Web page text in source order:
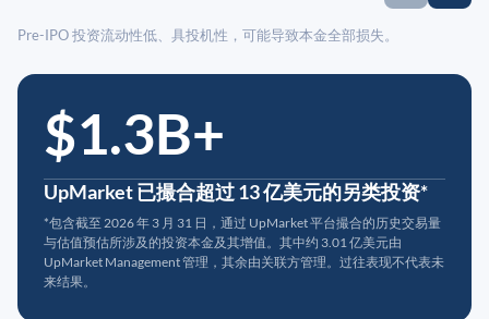
Pre-IPO 投资流动性低、具投机性，可能导致本金全部损失。
$1.3B+
UpMarket 已撮合超过 13 亿美元的另类投资*
*包含截至 2026 年 3 月 31 日，通过 UpMarket 平台撮合的历史交易量
与估值预估所涉及的投资本金及其增值。其中约 3.01 亿美元由
UpMarket Management 管理，其余由关联方管理。过往表现不代表未
来结果。